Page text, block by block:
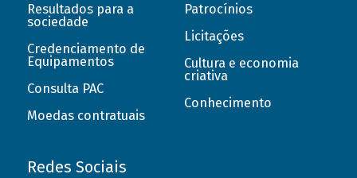
Resultados para a
sociedade
Credenciamento de
Equipamentos
Consulta PAC
Moedas contratuais
Patrocínios
Licitações
Cultura e economia
criativa
Conhecimento
Redes Sociais